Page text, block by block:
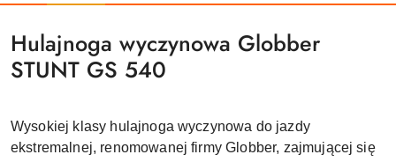
Hulajnoga wyczynowa Globber
STUNT GS 540
Wysokiej klasy hulajnoga wyczynowa do jazdy
ekstremalnej, renomowanej firmy Globber, zajmującej się